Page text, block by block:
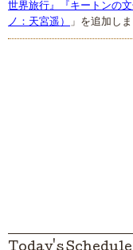
世界旅行』『キートンの
ノ：天宮遥） 」を追加しま